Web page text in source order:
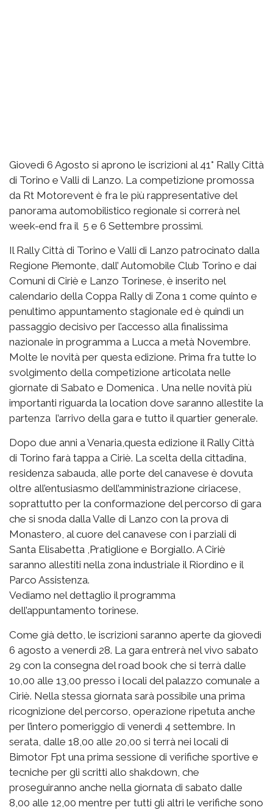
Giovedì 6 Agosto si aprono le iscrizioni al 41° Rally Città
di Torino e Valli di Lanzo. La competizione promossa
da Rt Motorevent è fra le più rappresentative del
panorama automobilistico regionale si correrà nel
week-end fra il 5 e 6 Settembre prossimi.
Il Rally Città di Torino e Valli di Lanzo patrocinato dalla
Regione Piemonte, dall’ Automobile Club Torino e dai
Comuni di Ciriè e Lanzo Torinese, è inserito nel
calendario della Coppa Rally di Zona 1 come quinto e
penultimo appuntamento stagionale ed è quindi un
passaggio decisivo per l’accesso alla finalissima
nazionale in programma a Lucca a metà Novembre.
Molte le novità per questa edizione. Prima fra tutte lo
svolgimento della competizione articolata nelle
giornate di Sabato e Domenica . Una nelle novità più
importanti riguarda la location dove saranno allestite la
partenza l’arrivo della gara e tutto il quartier generale.
Dopo due anni a Venaria,questa edizione il Rally Città
di Torino farà tappa a Ciriè. La scelta della cittadina,
residenza sabauda, alle porte del canavese è dovuta
oltre all’entusiasmo dell’amministrazione ciriacese,
soprattutto per la conformazione del percorso di gara
che si snoda dalla Valle di Lanzo con la prova di
Monastero, al cuore del canavese con i parziali di
Santa Elisabetta ,Pratiglione e Borgiallo. A Ciriè
saranno allestiti nella zona industriale il Riordino e il
Parco Assistenza.
Vediamo nel dettaglio il programma
dell’appuntamento torinese.
Come già detto, le iscrizioni saranno aperte da giovedì
6 agosto a venerdì 28. La gara entrerà nel vivo sabato
29 con la consegna del road book che si terrà dalle
10,00 alle 13,00 presso i locali del palazzo comunale a
Ciriè. Nella stessa giornata sarà possibile una prima
ricognizione del percorso, operazione ripetuta anche
per l’intero pomeriggio di venerdì 4 settembre. In
serata, dalle 18,00 alle 20,00 si terrà nei locali di
Bimotor Fpt una prima sessione di verifiche sportive e
tecniche per gli scritti allo shakdown, che
proseguiranno anche nella giornata di sabato dalle
8,00 alle 12,00 mentre per tutti gli altri le verifiche sono